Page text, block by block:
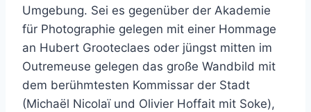
Umgebung. Sei es gegenüber der Akademie
für Photographie gelegen mit einer Hommage
an Hubert Grooteclaes oder jüngst mitten im
Outremeuse gelegen das große Wandbild mit
dem berühmtesten Kommissar der Stadt
(Michaël Nicolaï und Olivier Hoffait mit Soke),